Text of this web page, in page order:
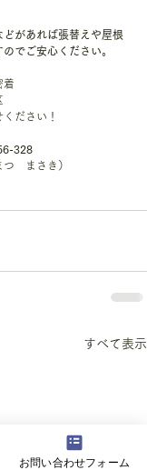
があれば張替えや屋根
でご安心ください。
着
ださい！
328
　まさき）
すべて表示
お問い合わせフォーム